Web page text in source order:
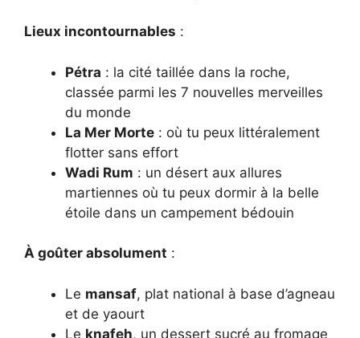
Lieux incontournables :
Pétra : la cité taillée dans la roche,
classée parmi les 7 nouvelles merveilles
du monde
La Mer Morte : où tu peux littéralement
flotter sans effort
Wadi Rum : un désert aux allures
martiennes où tu peux dormir à la belle
étoile dans un campement bédouin
À goûter absolument :
Le mansaf, plat national à base d’agneau
et de yaourt
Le knafeh, un dessert sucré au fromage